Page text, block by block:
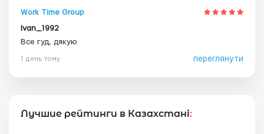
Work Time Group
Ivan_1992
Все гуд, дякую
1 день тому переглянути
Лучшие рейтинги в Казахстані: